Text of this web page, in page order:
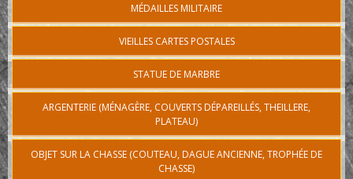
MÉDAILLES MILITAIRE
VIEILLES CARTES POSTALES
STATUE DE MARBRE
ARGENTERIE (MÉNAGÈRE, COUVERTS DÉPAREILLÉS, THEILLERE,
PLATEAU)
OBJET SUR LA CHASSE (COUTEAU, DAGUE ANCIENNE, TROPHÉE DE
CHASSE)